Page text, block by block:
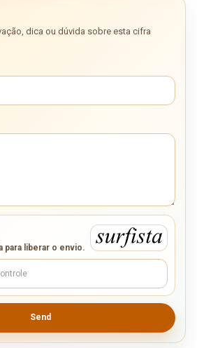
dica ou dúvida sobre esta cifra
para liberar o envio.
Send